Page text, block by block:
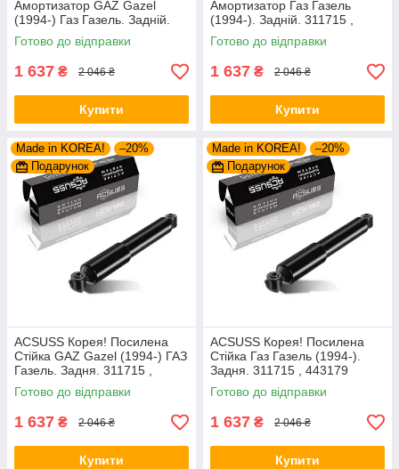
Амортизатор GAZ Gazel
(1994-) Газ Газель. Задній.
311715 , 443179
Готово до відправки
1 637 ₴ 2 046 ₴
Купити
Амортизатор Газ Газель
(1994-). Задній. 311715 ,
443179
Готово до відправки
1 637 ₴ 2 046 ₴
Купити
Made in KOREA!
–20%
Подарунок
ACSUSS Корея! Посилена
Стійка GAZ Gazel (1994-) ГАЗ
Газель. Задня. 311715 ,
443179
Готово до відправки
1 637 ₴ 2 046 ₴
Купити
Made in KOREA!
–20%
Подарунок
ACSUSS Корея! Посилена
Стійка Газ Газель (1994-).
Задня. 311715 , 443179
Готово до відправки
1 637 ₴ 2 046 ₴
Купити